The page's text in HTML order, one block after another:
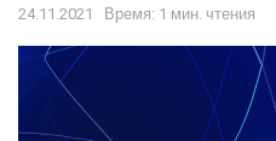
24.11.2021 Время: 1 мин. чтения